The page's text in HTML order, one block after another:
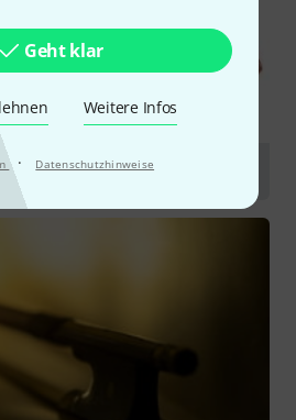
Geht klar
Weitere Infos
· Datenschutzhinweise